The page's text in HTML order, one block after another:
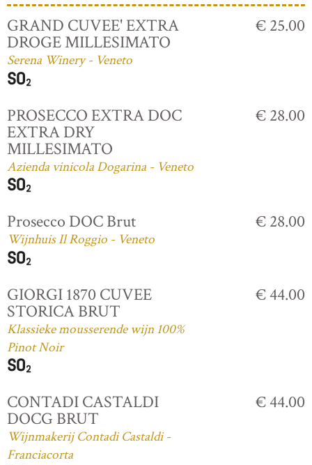
GRAND CUVEE' EXTRA
DROGE MILLESIMATO
Serena Winery - Veneto
€ 25.00
PROSECCO EXTRA DOC
EXTRA DRY
MILLESIMATO
Azienda vinicola Dogarina - Veneto
€ 28.00
Prosecco DOC Brut
Wijnhuis Il Roggio - Veneto
€ 28.00
GIORGI 1870 CUVEE
STORICA BRUT
Klassieke mousserende wijn 100%
Pinot Noir
€ 44.00
CONTADI CASTALDI
DOCG BRUT
Wijnmakerij Contadi Castaldi -
Franciacorta
€ 44.00